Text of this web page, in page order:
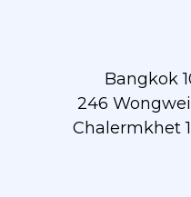
Bangkok
246
Chalermkhet